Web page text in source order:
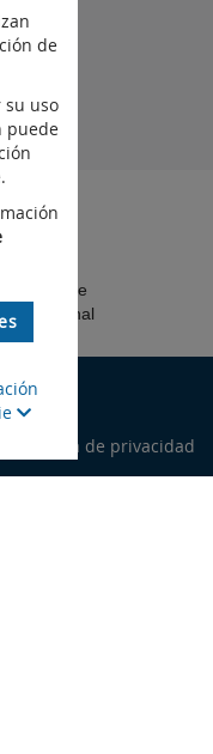
Europeo de
Regional
Política de privacidad
de
uso
puede